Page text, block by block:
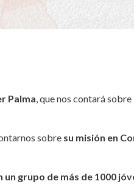
Palma, que nos contará sobre
sobre su misión en
un grupo de más de 1000